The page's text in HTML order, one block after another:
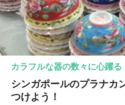
カラフルな器の数々に心躍る
シンガポールのプラナカ
つけよう！